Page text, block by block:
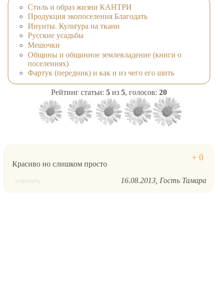
Стиль и образ жизни КАНТРИ
Продукция экопоселения Благодать
Инуиты. Культура на ткани
Русские усадьбы
Мешочки
Общины и общинное землевладение (книги о
поселениях)
Фартук (передник) и как и из чего его шить
Рейтинг статьи: 5 из 5, голосов: 20
Красиво но слишком просто
ответить 16.08.2013 Гость Тамара